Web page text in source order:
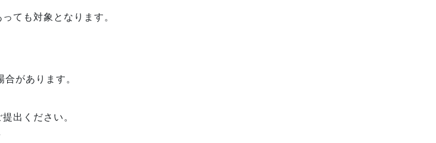
ても対象となります。
があります。
出ください。